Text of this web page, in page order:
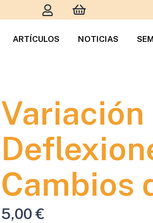
ARTÍCULOS NOTICIAS
Variación
Cambios
5,00€